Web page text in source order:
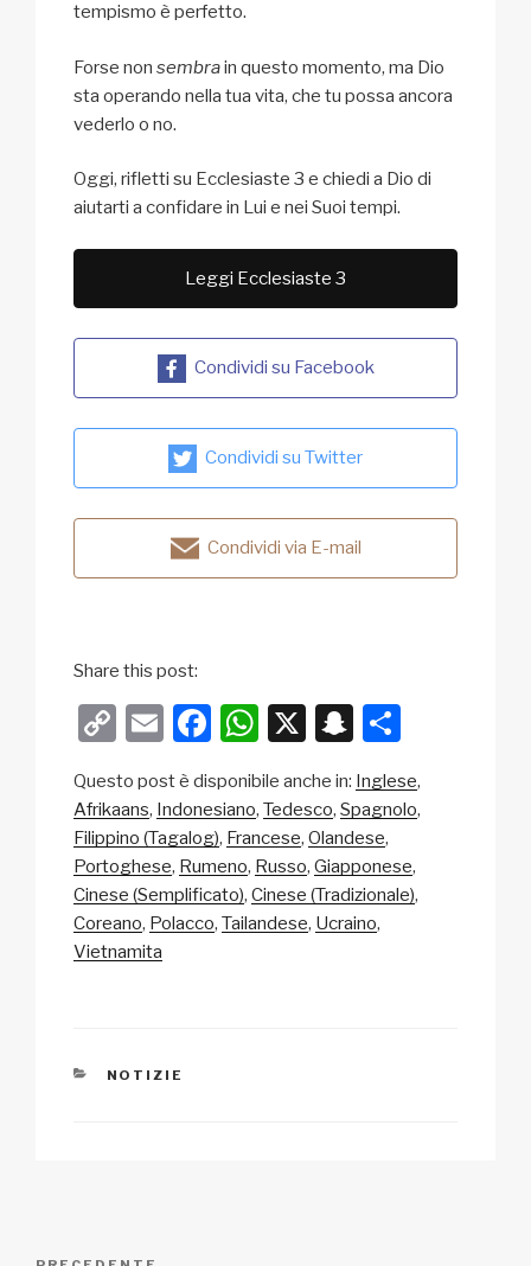
tempismo è perfetto.
Forse non sembrain questo momento, ma Dio
sta operando nella tua vita, che tu possa ancora
vederlo o no.
Oggi, rifletti su Ecclesiaste 3 e chiedi a Dio di
aiutarti a confidare in Lui e nei Suoi tempi.
Leggi Ecclesiaste 3
Condividi su Facebook
Condividi su Twitter
Condividi via E-mail
Share this post:
C
p
y
Li
n
k
E
ail
F
c
e
b
o
W
at
s
A
p
X
S
a
p
c
h
n
vi
di
Questo post è disponibile anche in: Inglese
Afrikaans Indonesiano Tedesco Spagnolo
Filippino (Tagalog) Francese Olandese
Portoghese Rumeno Russo Giapponese
Cinese (Semplificato) Cinese (Tradizionale)
Coreano Polacco Tailandese Ucraino
Vietnamita
CATEGORIE
NOTIZIE